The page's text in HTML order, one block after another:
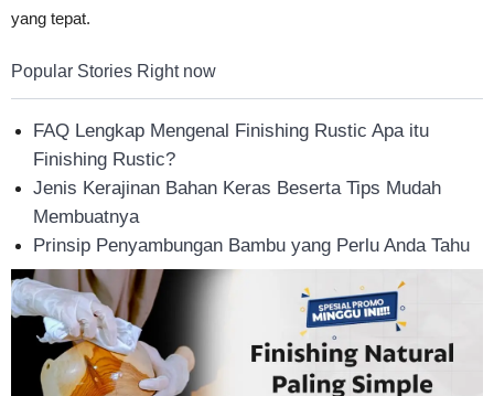
yang tepat.
Popular Stories Right now
FAQ Lengkap Mengenal Finishing Rustic Apa itu
Finishing Rustic?
Jenis Kerajinan Bahan Keras Beserta Tips Mudah
Membuatnya
Prinsip Penyambungan Bambu yang Perlu Anda Tahu